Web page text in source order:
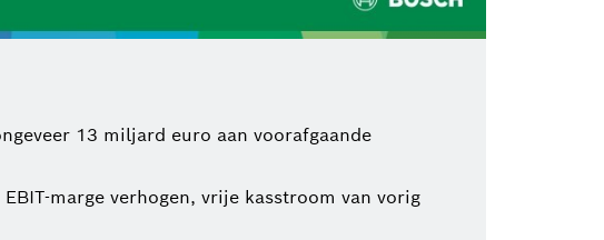
13 miljard euro aan voorafgaande
marge verhogen, vrije kasstroom van vorig